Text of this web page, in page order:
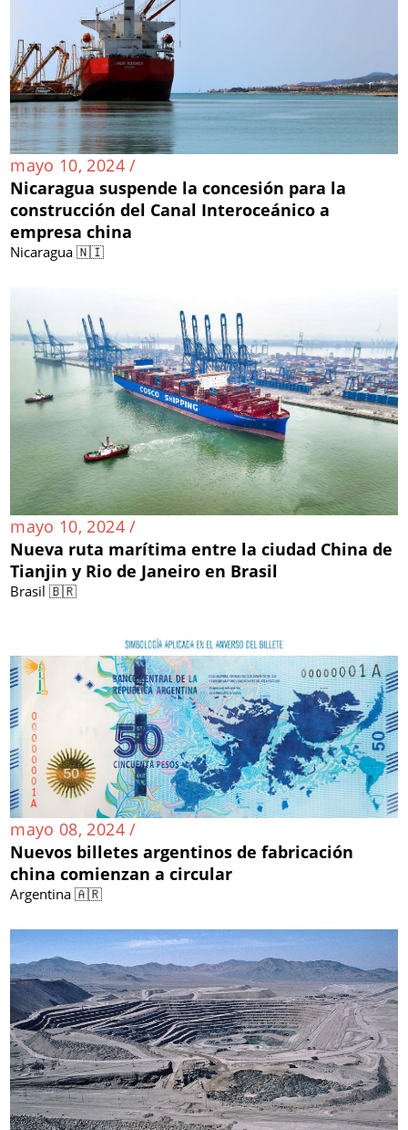
mayo 10, 2024 /
Nicaragua suspende la concesión para la
construcción del Canal Interoceánico a
empresa china
Nicaragua 🇳🇮
mayo 10, 2024 /
Nueva ruta marítima entre la ciudad China de
Tianjin y Rio de Janeiro en Brasil
Brasil 🇧🇷
mayo 08, 2024 /
Nuevos billetes argentinos de fabricación
china comienzan a circular
Argentina 🇦🇷